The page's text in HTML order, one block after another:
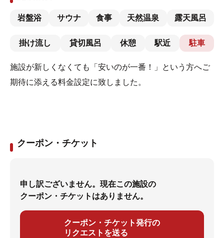
岩盤浴 サウナ 食事 天然温泉 露天風呂
掛け流し 貸切風呂 休憩 駅近 駐車
施設が新しくなくても「安いのが一番！」という方へご
期待に添える料金設定に致しました。
クーポン・チケット
申し訳ございません。現在この施設の
クーポン・チケットはありません。
クーポン・チケット発行の
リクエストを送る